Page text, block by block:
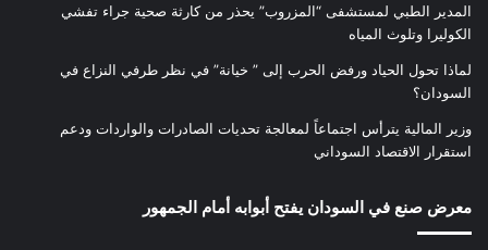
المدير الطبي لمستشفى “المزروب” يحذر من كارثة صحية جراء تفشي
الكوليرا وتلوث المياه
لماذا تحول الحياد ورفض الحرب إلى ” خيانة” في نظر طرفي النزاع في
السودان؟
وزير المالية يترأس اجتماعاً لمعالجة تحديات الصادرات والواردات ودعم
استقرار الاقتصاد السوداني
معرض صنع في السودان يفتح أبوابه أمام الجمهور